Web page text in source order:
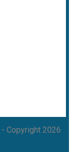
- Copyright 2026